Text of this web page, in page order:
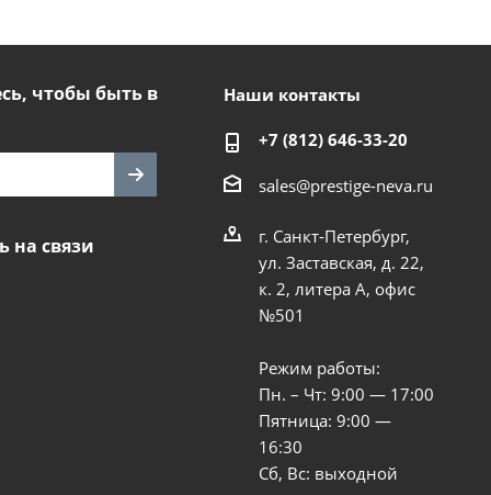
чтобы быть в
на связи
Наши контакты
+7 (812) 646-33-20
sales@prestige-neva.ru
г. Санкт-Петербург,
ул. Заставская, д. 22,
к. 2, литера А, офис
№501
Режим работы:
Пн. – Чт: 9:00 — 17:00
Пятница: 9:00 —
16:30
Сб, Вс: выходной